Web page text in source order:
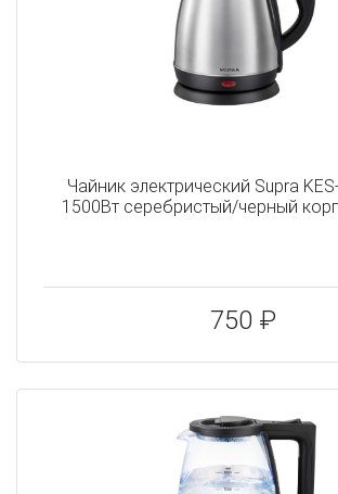
Чайник электрический Supra
1500Вт серебристый/черный
750 ₽